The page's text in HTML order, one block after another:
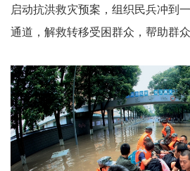
启动抗洪救灾预案，组织民兵冲到
通道，解救转移受困群众，帮助群众